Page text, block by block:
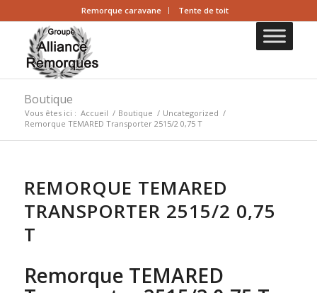
Remorque caravane Tente de toit
Boutique
Vous êtes ici : Accueil / Boutique / Uncategorized /
Remorque TEMARED Transporter 2515/2 0,75 T
REMORQUE TEMARED
TRANSPORTER 2515/2 0,75
T
Remorque TEMARED